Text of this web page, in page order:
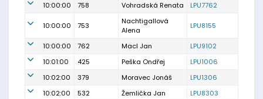
10:00:00
758 Vohradská Renata LPU7762
10:00:00 753
Nachtigallová
Alena
LPU8155
10:00:00 762 Macl Jan
LPU9102
10:01:00
425 Peška Ondřej
LPU1006
10:02:00
379 Moravec Jonáš
LPU1306
10:02:00
532 Žemlička Jan
LPU8303